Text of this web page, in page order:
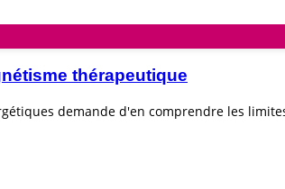
thérapeutique
demande d'en comprendre les